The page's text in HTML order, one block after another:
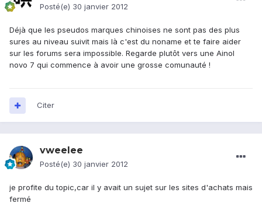
Posté(e) 30 janvier 2012
Déjà que les pseudos marques chinoises ne sont pas des plus
sures au niveau suivit mais là c'est du noname et te faire aider
sur les forums sera impossible. Regarde plutôt vers une Ainol
novo 7 qui commence à avoir une grosse comunauté !
Citer
vweelee
Posté(e) 30 janvier 2012
je profite du topic,car il y avait un sujet sur les sites d'achats mais
fermé